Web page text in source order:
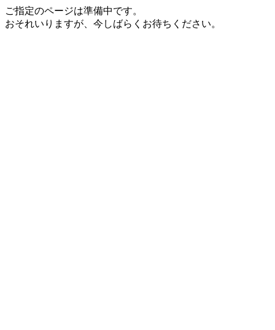
ご指定のページは準備中です。
おそれいりますが、今しばらくお待ちください。